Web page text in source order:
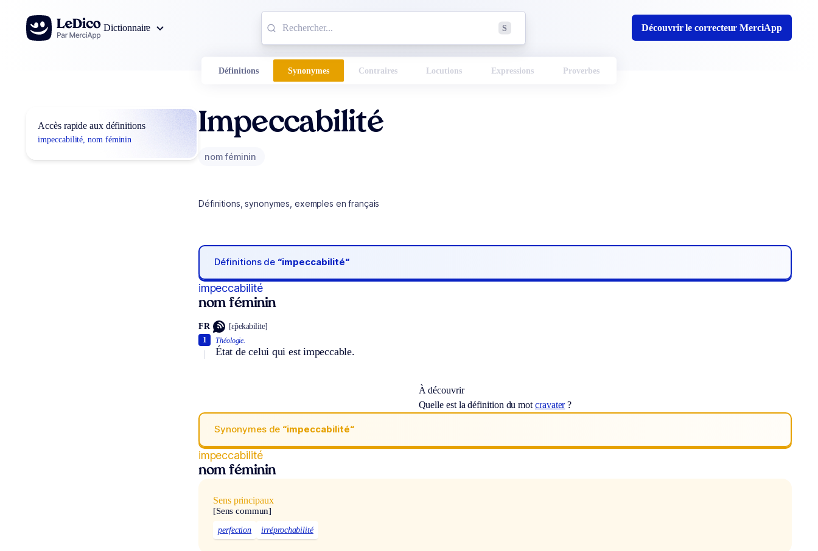
Aller au contenu
Dictionnaire
S Découvrir le correcteur MerciApp
Définitions Synonymes Contraires Locutions Expressions Proverbes
Accès rapide aux définitions
impeccabilité, nom féminin
Impeccabilité
nom féminin
Définitions, synonymes, exemples en français
Définitions de “impeccabilité“
impeccabilité
nom féminin
FR [ɛ̃pekabilite]
Théologie.
État de celui qui est impeccable.
1
À découvrir
Quelle est la définition du mot cravater?
Synonymes de “impeccabilité“
impeccabilité
nom féminin
Sens principaux
[Sens commun]
perfection irréprochabilité